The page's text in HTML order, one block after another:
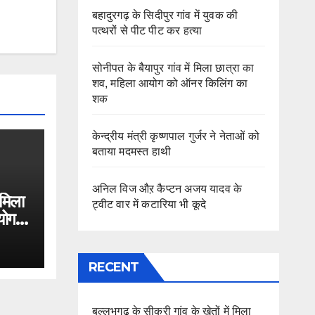
बहादुरगढ़ के सिदीपुर गांव में युवक की
पत्थरों से पीट पीट कर हत्या
सोनीपत के बैयापुर गांव में मिला छात्रा का
शव, महिला आयोग को ऑनर किलिंग का
शक
केन्द्रीय मंत्री कृष्णपाल गुर्जर ने नेताओं को
बताया मदमस्त हाथी
अनिल विज औऱ कैप्टन अजय यादव के
ट्वीट वार में कटारिया भी कूदे
RECENT
बल्लभगढ़ के सीकरी गांव के खेतों में मिला